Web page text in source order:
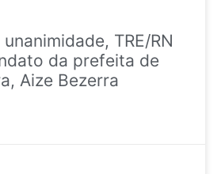
TRE/RN
da prefeita de
Aize Bezerra